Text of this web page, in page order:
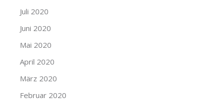
Juli 2020
Juni 2020
Mai 2020
April 2020
März 2020
Februar 2020